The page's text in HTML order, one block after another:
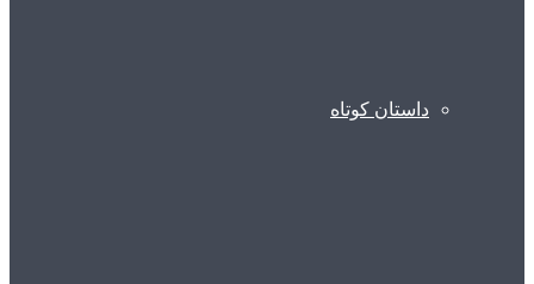
داستان کوتاه